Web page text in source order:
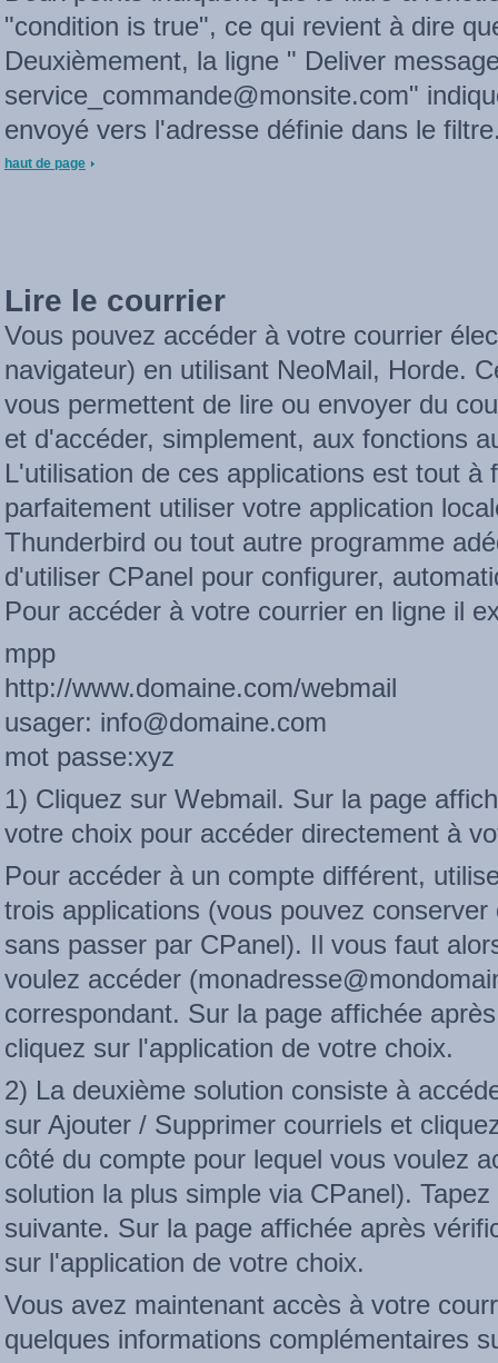
"condition is true", ce qui revient à dire
Deuxièmement, la ligne " Deliver
service_commande@monsite.com"
envoyé vers l'adresse définie dans le
haut de page
Lire le courrier
Vous pouvez accéder à votre courrier
navigateur) en utilisant NeoMail, Horde.
vous permettent de lire ou envoyer du
et d'accéder, simplement, aux fonctions
L'utilisation de ces applications est tout à
parfaitement utiliser votre application
Thunderbird ou tout autre programme
d'utiliser CPanel pour configurer,
Pour accéder à votre courrier en ligne il
mpp
http://www.domaine.com/webmail
usager: info@domaine.com
mot passe:xyz
1) Cliquez sur Webmail. Sur la page
votre choix pour accéder directement à
Pour accéder à un compte différent,
trois applications (vous pouvez
sans passer par CPanel). Il vous faut
voulez accéder
correspondant. Sur la page affichée
cliquez sur l'application de votre choix.
2) La deuxième solution consiste à
sur Ajouter / Supprimer courriels et
côté du compte pour lequel vous voulez
solution la plus simple via CPanel).
suivante. Sur la page affichée après
sur l'application de votre choix.
Vous avez maintenant accès à votre
quelques informations complémentaires